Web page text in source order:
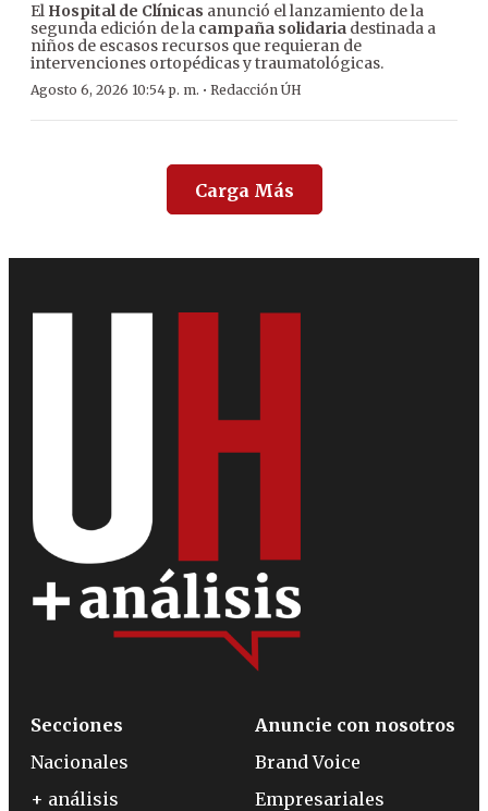
El Hospital de Clínicas anunció el lanzamiento de la
segunda edición de la campaña solidaria destinada a
niños de escasos recursos que requieran de
intervenciones ortopédicas y traumatológicas.
Agosto 6, 2026 10:54 p. m. · Redacción ÚH
Carga Más
Secciones
Nacionales
+ análisis
Anuncie con nosotros
Brand Voice
Empresariales